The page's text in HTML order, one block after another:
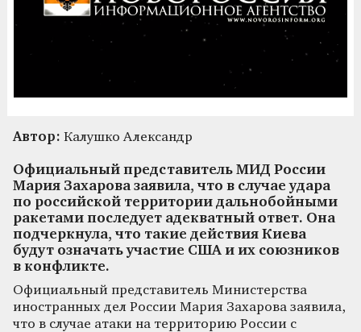
Автор: Калушко Александр
Официальный представитель МИД России
Мария Захарова заявила, что в случае удара
по российской территории дальнобойными
ракетами последует адекватный ответ. Она
подчеркнула, что такие действия Киева
будут означать участие США и их союзников
в конфликте.
Официальный представитель Министерства
иностранных дел России Мария Захарова заявила,
что в случае атаки на территорию России с